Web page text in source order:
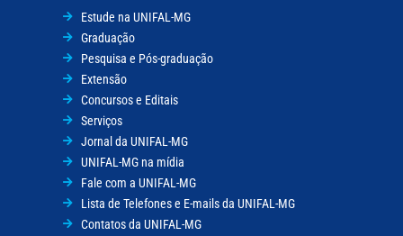
Estude na UNIFAL-MG
Graduação
Pesquisa e Pós-graduação
Extensão
Concursos e Editais
Serviços
Jornal da UNIFAL-MG
UNIFAL-MG na mídia
Fale com a UNIFAL-MG
Lista de Telefones e E-mails da UNIFAL-MG
Contatos da UNIFAL-MG